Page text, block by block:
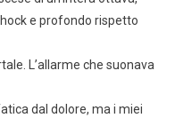
e profondo rispetto
L’allarme che suonava
dal dolore, ma i miei